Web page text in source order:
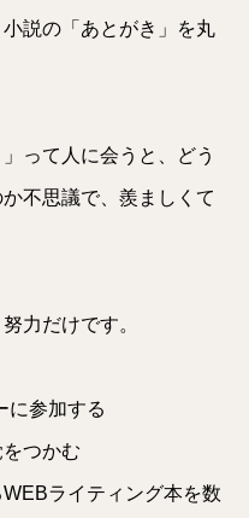
説の「あとがき」を丸
って人に会うと、どう
不思議で、羨ましくて
力だけです。
に参加する
つかむ
ライティング本を数